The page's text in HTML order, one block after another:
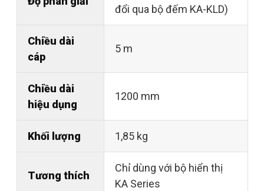
đổi qua bộ đếm KA-KLD)
Chiều dài
cáp
5 m
Chiều dài
hiệu dụng
1200 mm
Khối lượng 1,85 kg
Tương thích
Chỉ dùng với bộ hiển thị
KA Series